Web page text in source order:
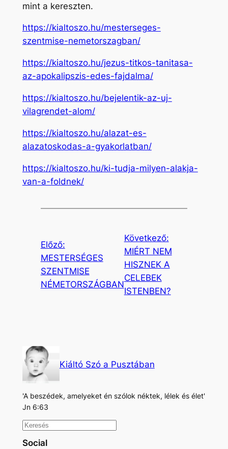
mint a kereszten.
https://kialtoszo.hu/mesterseges-
szentmise-nemetorszagban/
https://kialtoszo.hu/jezus-titkos-tanitasa-
az-apokalipszis-edes-fajdalma/
https://kialtoszo.hu/bejelentik-az-uj-
vilagrendet-alom/
https://kialtoszo.hu/alazat-es-
alazatoskodas-a-gyakorlatban/
https://kialtoszo.hu/ki-tudja-milyen-alakja-
van-a-foldnek/
Előző:
MESTERSÉGES
SZENTMISE
NÉMETORSZÁGBAN
Következő:
MIÉRT NEM
HISZNEK A
CELEBEK
ISTENBEN?
Kiáltó Szó a Pusztában
'A beszédek, amelyeket én szólok néktek, lélek és élet'
Jn 6:63
K
e
Social